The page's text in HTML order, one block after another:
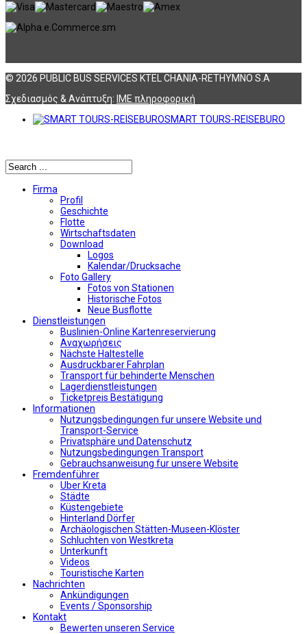
© 2026 PUBLIC BUS SERVICES KTEL CHANIA-RETHYMNO S.A
Σχεδιασμός & Ανάπτυξη: ΙΜΕ πληροφορική
SMART TOURS-REISEBURO
Firma
Profil
Geschichte
Flotte
Wirtschaftsdaten
Download
Logos
Kalendar/Drucksache
Foto Gallery
Fotos von Stationen
Historische Fotos
Neue Busflotte
Dienstleistungen
Buslinien-Online Kartenreservierung
Αναχωρήσεις
Nächste Haltestelle
Αusdruckbarer Fahrplan
Transport für behinderte Menschen
Lagerdienstleistungen
Ticketpreis Bestätigung
Informationen
Nutzungsbedingungen fur unsere Website und
Transport-Service
Privatsphäre und Datenschutz
Nutzungsbedingungen Transport
Gebrauchsanweisung fur unsere Website
Fremdenführer
Uber Kreta
Städte
Küstengebiete
Hinterland Dörfer
Archäologischen Stätten-Museen-Klöster
Schluchten von Westkreta
Unterkunft
Videos
Touristische Karten
Nachrichten
Ankündigungen
Events / Sponsorship
Kontakt
Bewerten unseren Service